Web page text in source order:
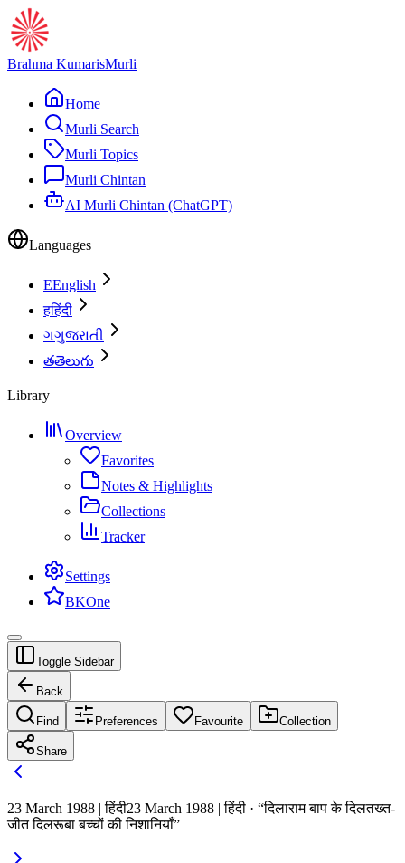
Brahma KumarisMurli
Home
Murli Search
Murli Topics
Murli Chintan
AI Murli Chintan (ChatGPT)
Languages
EEnglish
हहिंदी
ગગુજરાતી
తతెలుగు
Library
Overview
Favorites
Notes & Highlights
Collections
Tracker
Settings
BKOne
Toggle Sidebar
Back
Find Preferences Favourite Collection
Share
23 March 1988 | हिंदी23 March 1988 | हिंदी · “दिलाराम बाप के दिलतख्त-
जीत दिलरूबा बच्चों की निशानियाँ”